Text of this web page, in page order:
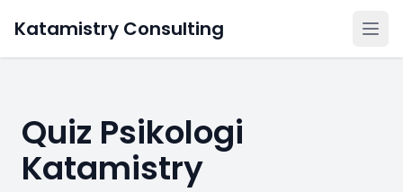
Katamistry Consulting
Quiz Psikologi
Katamistry